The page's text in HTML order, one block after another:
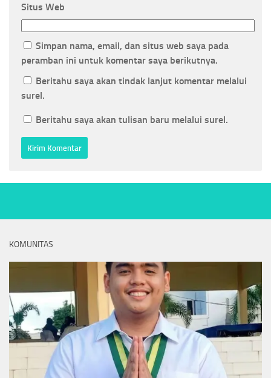
Situs Web
Simpan nama, email, dan situs web saya pada
peramban ini untuk komentar saya berikutnya.
Beritahu saya akan tindak lanjut komentar melalui
surel.
Beritahu saya akan tulisan baru melalui surel.
KOMUNITAS